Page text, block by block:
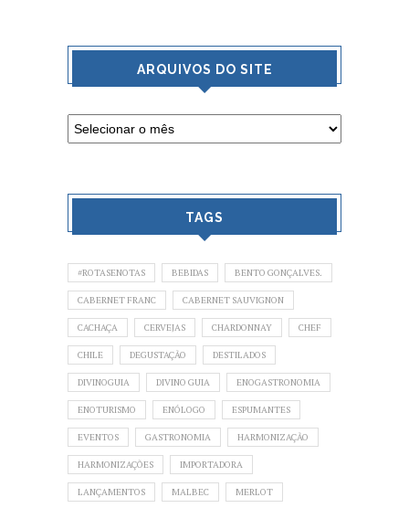
ARQUIVOS DO SITE
TAGS
#ROTASENOTAS BEBIDAS BENTO GONÇALVES.
CABERNET FRANC CABERNET SAUVIGNON
CACHAÇA CERVEJAS CHARDONNAY CHEF
CHILE DEGUSTAÇÃO DESTILADOS
DIVINOGUIA DIVINO GUIA ENOGASTRONOMIA
ENOTURISMO ENÓLOGO ESPUMANTES
EVENTOS GASTRONOMIA HARMONIZAÇÃO
HARMONIZAÇÕES IMPORTADORA
LANÇAMENTOS MALBEC MERLOT